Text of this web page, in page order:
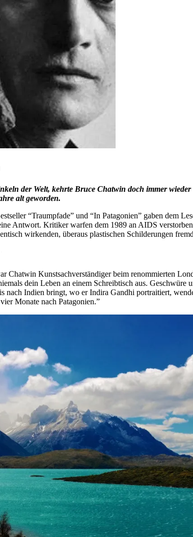
der Welt, kehrte Bruce Chatwin doch immer
alt geworden.
“Traumpfade” und “In Patagonien” gaben dem
Antwort. Kritiker warfen dem 1989 an AIDS
wirkenden, überaus plastischen Schilderungen
Chatwin Kunstsachverständiger beim renommierten
dein Leben an einem Schreibtisch aus.
nach Indien bringt, wo er Indira Gandhi portraitiert,
Monate nach Patagonien.”